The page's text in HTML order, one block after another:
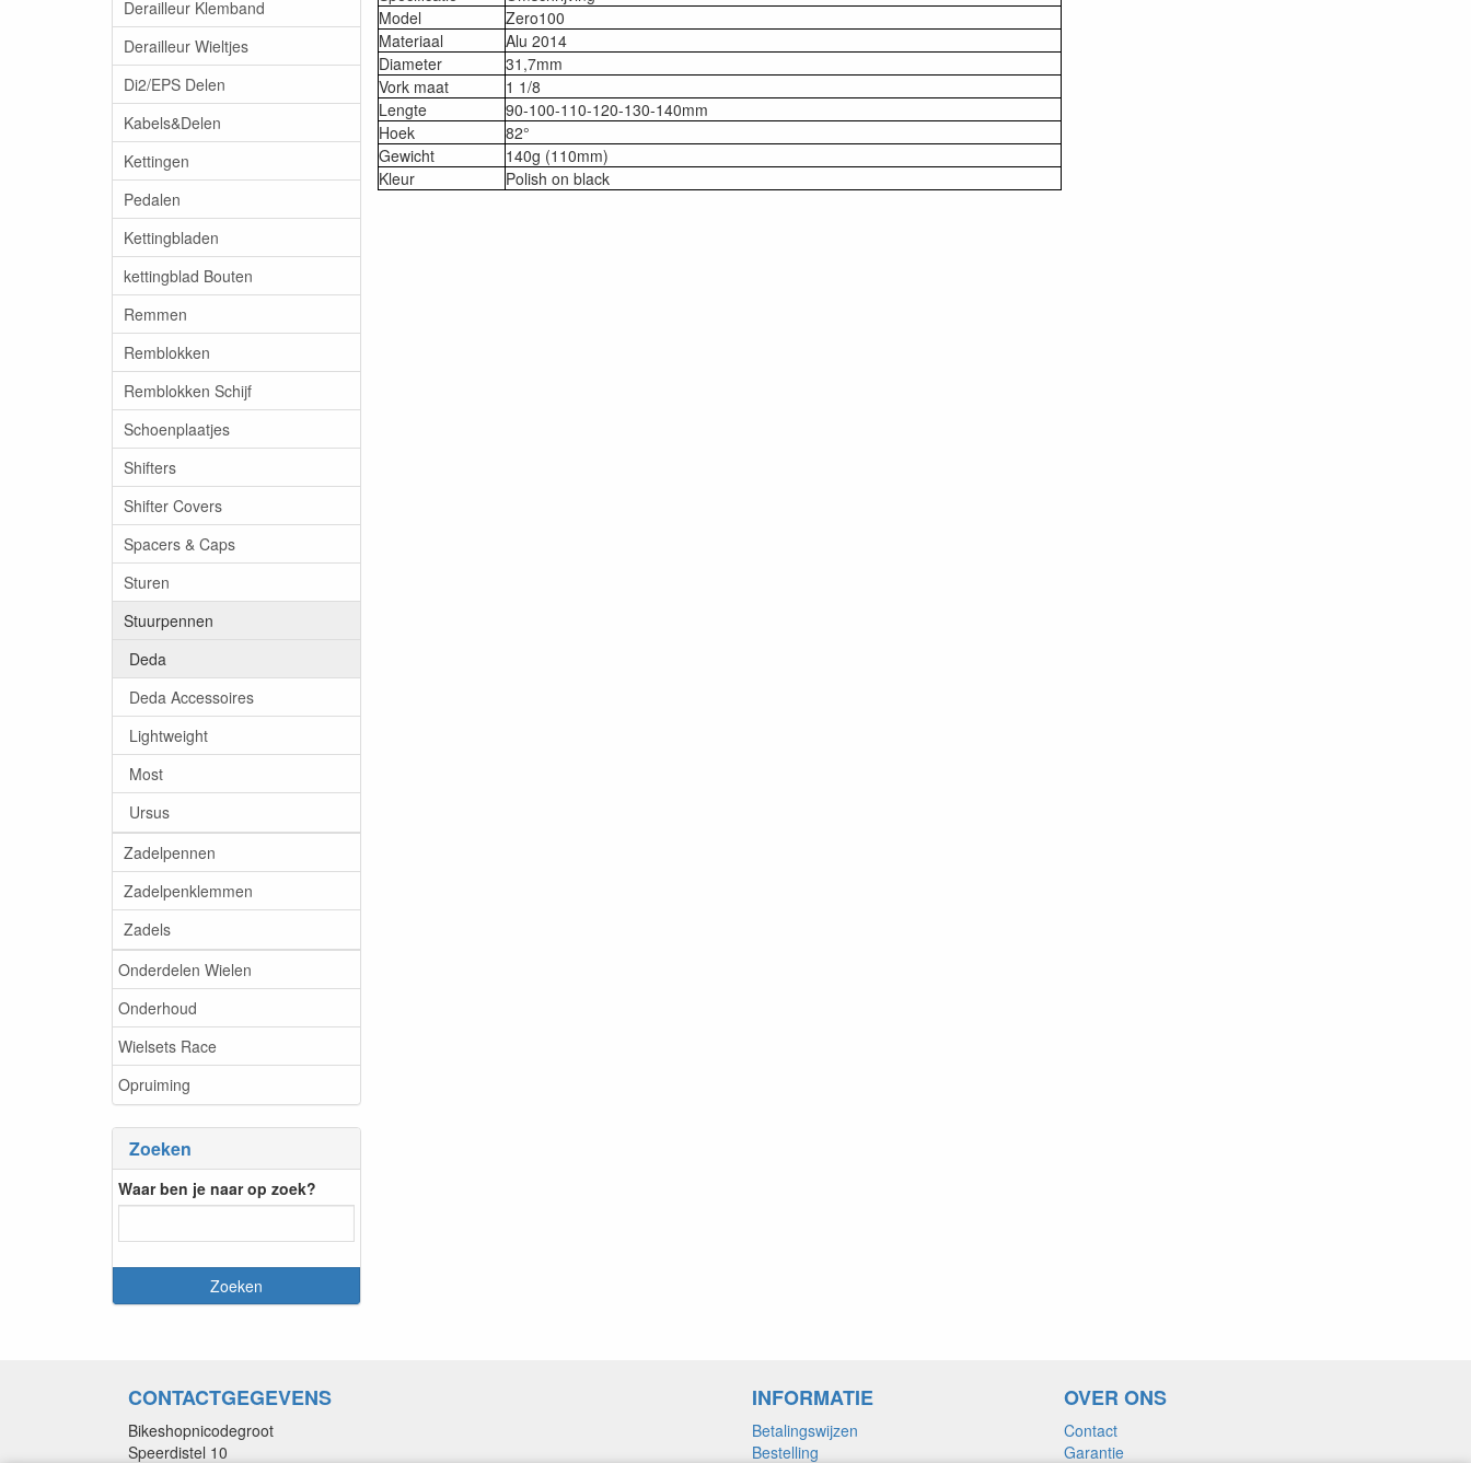
Derailleur Klemband
Derailleur Wieltjes
Di2/EPS Delen
Kabels&Delen
Kettingen
Pedalen
Kettingbladen
kettingblad Bouten
Remmen
Remblokken
Remblokken Schijf
Schoenplaatjes
Shifters
Shifter Covers
Spacers & Caps
Sturen
Stuurpennen
Deda
Deda Accessoires
Lightweight
Most
Ursus
Zadelpennen
Zadelpenklemmen
Zadels
Onderdelen Wielen
Onderhoud
Wielsets Race
Opruiming
Zoeken
Waar ben je naar op zoek?
Model
Zero100
Materiaal
Alu 2014
Diameter
31,7mm
Vork maat
1 1/8
Lengte
90-100-110-120-130-140mm
Hoek
82°
Gewicht
140g (110mm)
Kleur
Polish on black
CONTACTGEGEVENS
Bikeshopnicodegroot
Speerdistel 10
INFORMATIE
Betalingswijzen
Bestelling
OVER ONS
Contact
Garantie